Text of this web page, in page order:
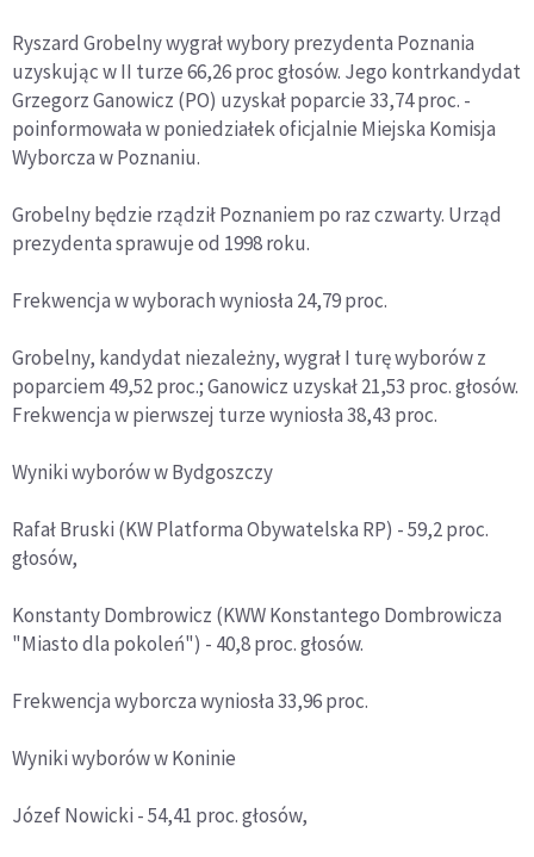
Ryszard Grobelny wygrał wybory prezydenta Poznania
uzyskując w II turze 66,26 proc głosów. Jego kontrkandydat
Grzegorz Ganowicz (PO) uzyskał poparcie 33,74 proc. -
poinformowała w poniedziałek oficjalnie Miejska Komisja
Wyborcza w Poznaniu.
Grobelny będzie rządził Poznaniem po raz czwarty. Urząd
prezydenta sprawuje od 1998 roku.
Frekwencja w wyborach wyniosła 24,79 proc.
Grobelny, kandydat niezależny, wygrał I turę wyborów z
poparciem 49,52 proc.; Ganowicz uzyskał 21,53 proc. głosów.
Frekwencja w pierwszej turze wyniosła 38,43 proc.
Wyniki wyborów w Bydgoszczy
Rafał Bruski (KW Platforma Obywatelska RP) - 59,2 proc.
głosów,
Konstanty Dombrowicz (KWW Konstantego Dombrowicza
"Miasto dla pokoleń") - 40,8 proc. głosów.
Frekwencja wyborcza wyniosła 33,96 proc.
Wyniki wyborów w Koninie
Józef Nowicki - 54,41 proc. głosów,